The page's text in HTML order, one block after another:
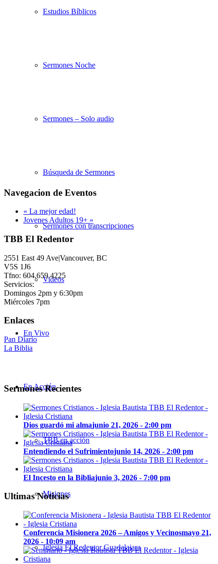
Estudios Bíblicos
Sermones Noche
Sermones – Solo audio
Búsqueda de Sermones
Sermones con transcripciones
Videos
En Vivo
En Acción
TBB en acción
Misiones
Iglesia El Redentor Guadalajara
Navegacion de Eventos
« La mejor edad!
Jovenes Adultos 19+ »
TBB El Redentor
2551 East 49 Ave|Vancouver, BC
V5S 1J6
Tfno: 604.659.4225
Servicios:
Domingos 2pm y 6:30pm
Miércoles 7pm
Enlaces
Pan Diario
La Biblia
Sermones Recientes
Dios guardó mi almajunio 21, 2026 - 2:00 pm
Entendiendo el Sufrimientojunio 14, 2026 - 2:00 pm
El Incesto en la Bibliajunio 3, 2026 - 7:00 pm
Ultimas Noticias
Conferencia Misionera 2026 – Amigos y Vecinosmayo 21,
2026 - 10:09 am